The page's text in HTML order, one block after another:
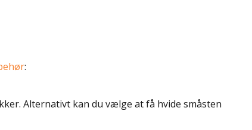
:
Alternativt kan du vælge at få hvide småsten